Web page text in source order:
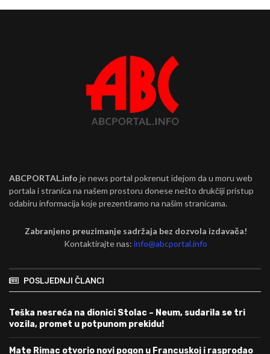
ABCPORTAL.info je news portal pokrenut idejom da u moru web
portala i stranica na našem prostoru donese nešto drukčiji pristup
odabiru informacija koje prezentiramo na našim stranicama.
Zabranjeno preuzimanje sadržaja bez dozvola izdavača!
Kontaktirajte nas:info@abcportal.info
POSLJEDNJI ČLANCI
Teška nesreća na dionici Stolac – Neum, sudarila se tri
vozila, promet u potpunom prekidu!
Mate Rimac otvorio novi pogon u Francuskoj i rasprodao